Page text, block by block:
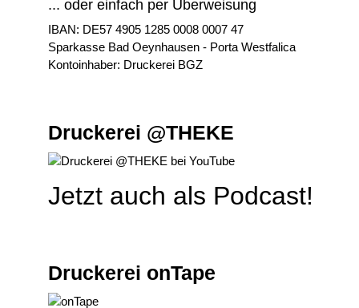
... oder einfach per Überweisung
IBAN: DE57 4905 1285 0008 0007 47
Sparkasse Bad Oeynhausen - Porta Westfalica
Kontoinhaber: Druckerei BGZ
Druckerei @THEKE
Jetzt auch als Podcast!
Druckerei onTape